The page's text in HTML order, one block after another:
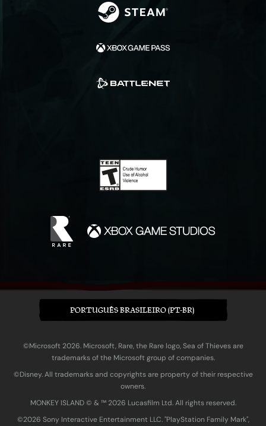
PORTUGUÊS BRASILEIRO (PT-BR)
©Microsoft 2026. Microsoft, Rare, the Rare logo, Sea of Thieves are
trademarks of the Microsoft group of companies.
©Disney. All trademarks and copyrights are property of their respective
owners.
MONKEY ISLAND © & ™ 20‍26 Lucasfilm Ltd. All rights reserved.
©2026 Sony Interactive Entertainment LLC. "PlayStation Family Mark",